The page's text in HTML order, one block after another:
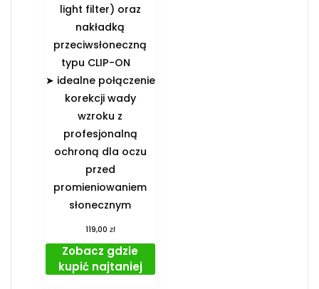
light filter) oraz
nakładką
przeciwsłoneczną
typu CLIP-ON
➤ idealne połączenie
korekcji wady
wzroku z
profesjonalną
ochroną dla oczu
przed
promieniowaniem
słonecznym
119,00 zł
Zobacz gdzie
kupić najtaniej